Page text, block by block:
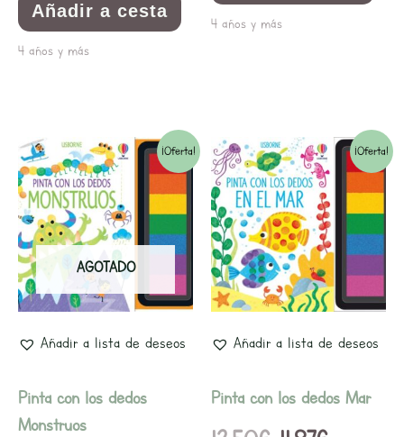
Añadir a cesta
4 años y más
4 años y más
¡Oferta!
AGOTADO
Añadir a lista de deseos
Pinta con los dedos
Monstruos
El
precio
original
era:
11,50€.
El
precio
actual
10,95€.
¡Oferta!
Añadir a lista de deseos
Pinta con los dedos Mar
El
precio
original
era:
12,50€.
El
precio
actual
es:
11,87€.